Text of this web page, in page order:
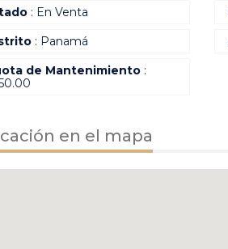
: En Venta
: Panamá
de Mantenimiento :
en el mapa